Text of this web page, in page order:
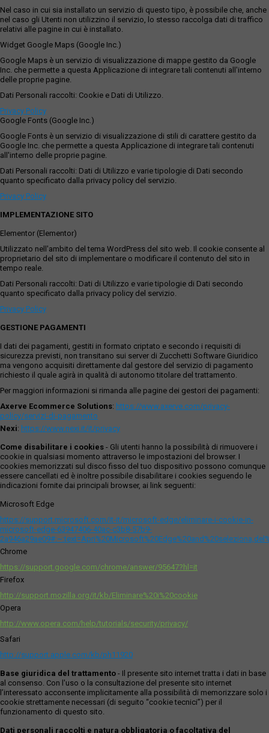
Nel caso in cui sia installato un servizio di questo tipo, è possibile che, anche
nel caso gli Utenti non utilizzino il servizio, lo stesso raccolga dati di traffico
relativi alle pagine in cui è installato.
Widget Google Maps (Google Inc.)
Google Maps è un servizio di visualizzazione di mappe gestito da Google
Inc. che permette a questa Applicazione di integrare tali contenuti all'interno
delle proprie pagine.
Dati Personali raccolti: Cookie e Dati di Utilizzo.
Privacy Policy
Google Fonts (Google Inc.)
Google Fonts è un servizio di visualizzazione di stili di carattere gestito da
Google Inc. che permette a questa Applicazione di integrare tali contenuti
all'interno delle proprie pagine.
Dati Personali raccolti: Dati di Utilizzo e varie tipologie di Dati secondo
quanto specificato dalla privacy policy del servizio.
Privacy Policy
IMPLEMENTAZIONE SITO
Elementor (Elementor)
Utilizzato nell'ambito del tema WordPress del sito web. Il cookie consente al
proprietario del sito di implementare o modificare il contenuto del sito in
tempo reale.
Dati Personali raccolti: Dati di Utilizzo e varie tipologie di Dati secondo
quanto specificato dalla privacy policy del servizio.
Privacy Policy
GESTIONE PAGAMENTI
I dati dei pagamenti, gestiti in formato criptato e secondo i requisiti di
sicurezza previsti, non transitano sui server di Zucchetti Software Giuridico
ma vengono acquisiti direttamente dal gestore del servizio di pagamento
richiesto il quale agirà in qualità di autonomo titolare del trattamento.
Per maggiori informazioni si rimanda alle pagine dei gestori dei pagamenti:
Axerve Ecommerce Solutions: https://www.axerve.com/privacy-
policy/servizi-di-pagamento
Nexi: https://www.nexi.it/it/privacy
Come disabilitare i cookies - Gli utenti hanno la possibilità di rimuovere i
cookie in qualsiasi momento attraverso le impostazioni del browser. I
cookies memorizzati sul disco fisso del tuo dispositivo possono comunque
essere cancellati ed è inoltre possibile disabilitare i cookies seguendo le
indicazioni fornite dai principali browser, ai link seguenti:
Microsoft Edge
https://support.microsoft.com/it-it/microsoft-edge/eliminare-i-cookie-in-
microsoft-edge-63947406-40ac-c3b8-57b9-
Chrome
https://support.google.com/chrome/answer/95647?hl=it
Firefox
http://support.mozilla.org/it/kb/Eliminare%20i%20cookie
Opera
http://www.opera.com/help/tutorials/security/privacy/
Safari
http://support.apple.com/kb/ph11920
Base giuridica del trattamento - Il presente sito internet tratta i dati in base
al consenso. Con l'uso o la consultazione del presente sito internet
l’interessato acconsente implicitamente alla possibilità di memorizzare solo i
cookie strettamente necessari (di seguito “cookie tecnici”) per il
funzionamento di questo sito.
Dati personali raccolti e natura obbligatoria o facoltativa del